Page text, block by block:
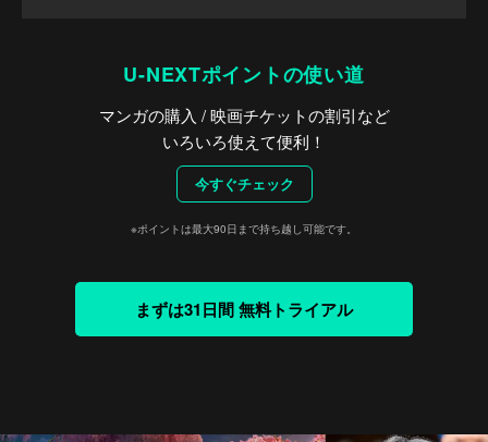
U-NEXTポイントの使い道
マンガの購入 / 映画チケットの割引など
いろいろ使えて便利！
今すぐチェック
※ポイントは最大90日まで持ち越し可能です。
まずは31日間 無料トライアル